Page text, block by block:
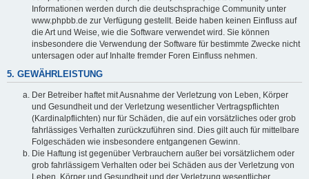
Informationen werden durch die deutschsprachige Community unter
www.phpbb.de zur Verfügung gestellt. Beide haben keinen Einfluss auf
die Art und Weise, wie die Software verwendet wird. Sie können
insbesondere die Verwendung der Software für bestimmte Zwecke nicht
untersagen oder auf Inhalte fremder Foren Einfluss nehmen.
5. GEWÄHRLEISTUNG
Der Betreiber haftet mit Ausnahme der Verletzung von Leben, Körper
und Gesundheit und der Verletzung wesentlicher Vertragspflichten
(Kardinalpflichten) nur für Schäden, die auf ein vorsätzliches oder grob
fahrlässiges Verhalten zurückzuführen sind. Dies gilt auch für mittelbare
Folgeschäden wie insbesondere entgangenen Gewinn.
Die Haftung ist gegenüber Verbrauchern außer bei vorsätzlichem oder
grob fahrlässigem Verhalten oder bei Schäden aus der Verletzung von
Leben, Körper und Gesundheit und der Verletzung wesentlicher